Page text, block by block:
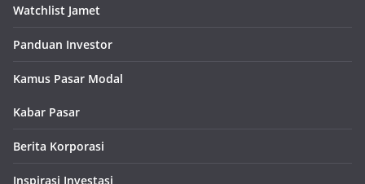
Watchlist Jamet
Panduan Investor
Kamus Pasar Modal
Kabar Pasar
Berita Korporasi
Inspirasi Investasi